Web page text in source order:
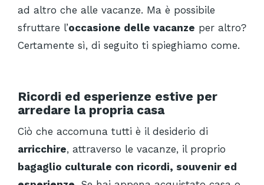
ad altro che alle vacanze. Ma è possibile
sfruttare l’occasione delle vacanze per altro?
Certamente sì, di seguito ti spieghiamo come.
Ricordi ed esperienze estive per
arredare la propria casa
Ciò che accomuna tutti è il desiderio di
arricchire, attraverso le vacanze, il proprio
bagaglio culturale con ricordi, souvenir ed